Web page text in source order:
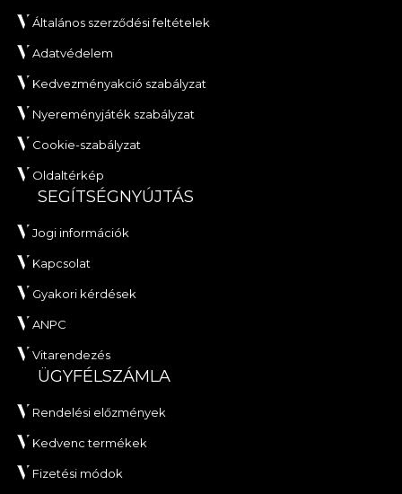
Általános szerződési feltételek
Adatvédelem
Kedvezményakció szabályzat
Nyereményjáték szabályzat
Cookie-szabályzat
Oldaltérkép
SEGÍTSÉGNYÚJTÁS
Jogi információk
Kapcsolat
Gyakori kérdések
ANPC
Vitarendezés
ÜGYFÉLSZÁMLA
Rendelési előzmények
Kedvenc termékek
Fizetési módok